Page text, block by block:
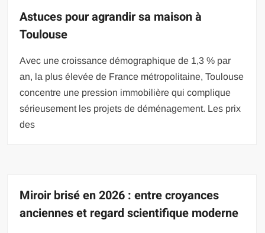
Astuces pour agrandir sa maison à
Toulouse
Avec une croissance démographique de 1,3 % par
an, la plus élevée de France métropolitaine, Toulouse
concentre une pression immobilière qui complique
sérieusement les projets de déménagement. Les prix
des
Miroir brisé en 2026 : entre croyances
anciennes et regard scientifique moderne